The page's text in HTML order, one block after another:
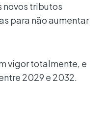
novos tributos
para não aumentar
vigor totalmente, e
2029 e 2032.